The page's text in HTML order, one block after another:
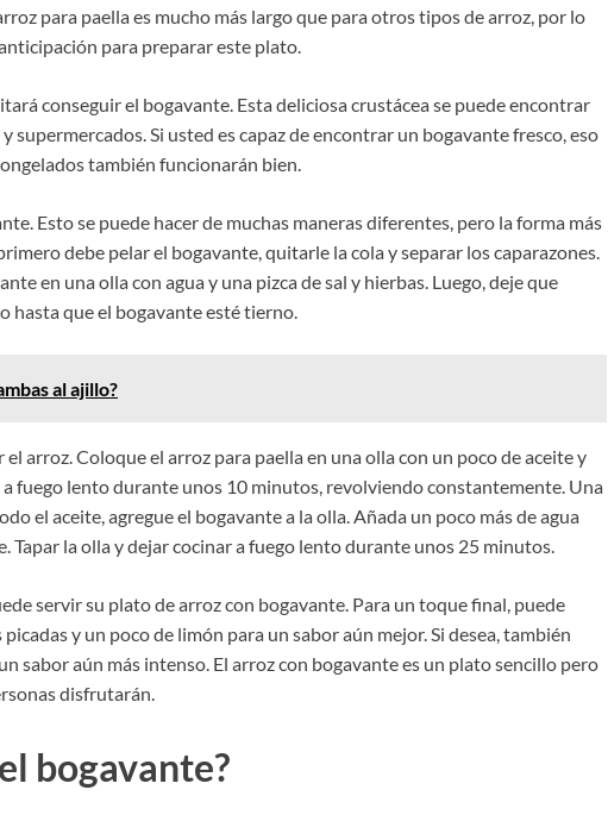
para paella es mucho más largo que para otros tipos de arroz, por lo
para preparar este plato.
conseguir el bogavante. Esta deliciosa crustácea se puede encontrar
supermercados. Si usted es capaz de encontrar un bogavante fresco, eso
también funcionarán bien.
Esto se puede hacer de muchas maneras diferentes, pero la forma más
debe pelar el bogavante, quitarle la cola y separar los caparazones.
en una olla con agua y una pizca de sal y hierbas. Luego, deje que
hasta que el bogavante esté tierno.
al ajillo?
arroz. Coloque el arroz para paella en una olla con un poco de aceite y
a fuego lento durante unos 10 minutos, revolviendo constantemente. Una
el aceite, agregue el bogavante a la olla. Añada un poco más de agua
Tapar la olla y dejar cocinar a fuego lento durante unos 25 minutos.
servir su plato de arroz con bogavante. Para un toque final, puede
y un poco de limón para un sabor aún mejor. Si desea, también
sabor aún más intenso. El arroz con bogavante es un plato sencillo pero
disfrutarán.
bogavante?